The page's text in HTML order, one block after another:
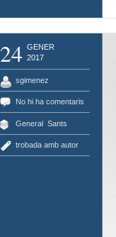
24 GENER
2017
sgimenez
No hi ha comentaris
General, Sants
trobada amb autor